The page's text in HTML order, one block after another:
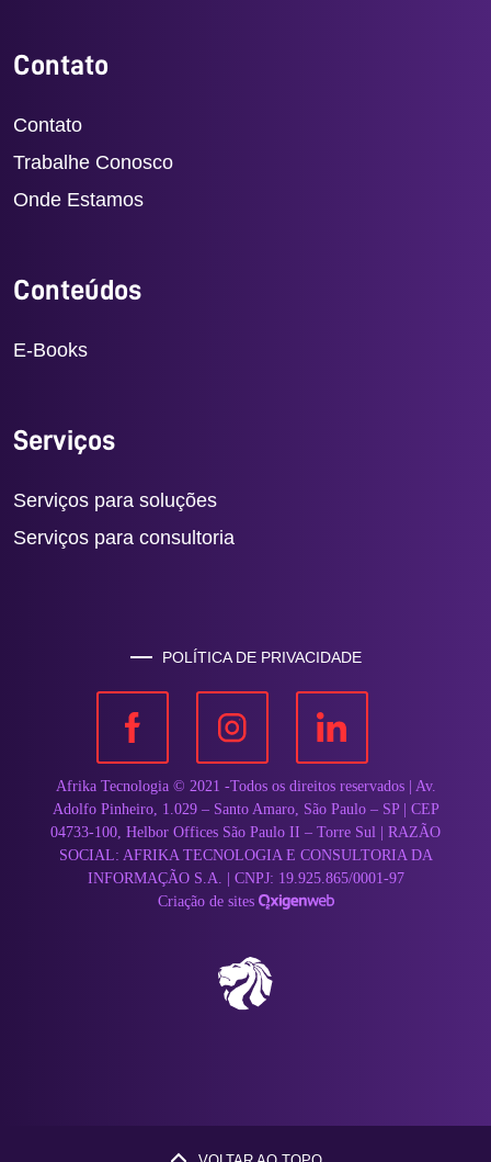
Contato
Contato
Trabalhe Conosco
Onde Estamos
Conteúdos
E-Books
Serviços
Serviços para soluções
Serviços para consultoria
POLÍTICA DE PRIVACIDADE
Afrika Tecnologia © 2021 -Todos os direitos reservados | Av.
Adolfo Pinheiro, 1.029 – Santo Amaro, São Paulo – SP | CEP
04733-100, Helbor Offices São Paulo II – Torre Sul | RAZÃO
SOCIAL: AFRIKA TECNOLOGIA E CONSULTORIA DA
INFORMAÇÃO S.A. | CNPJ: 19.925.865/0001-97
Criação de sites